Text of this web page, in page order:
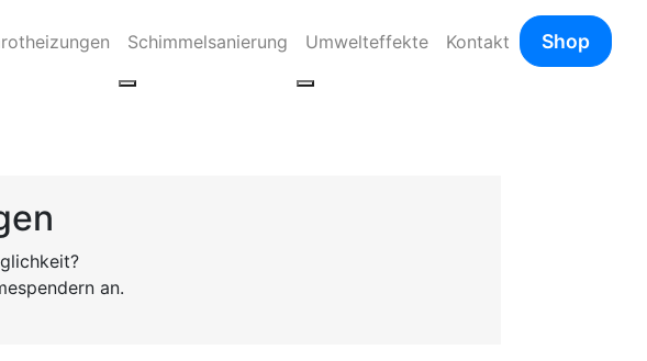
Schimmelsanierung Umwelteffekte Kontakt Shop
an.